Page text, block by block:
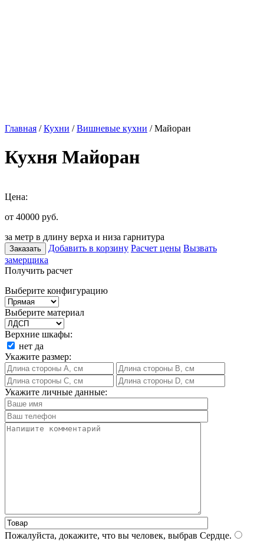
Главная /Кухни /Вишневые кухни / Майоран
Кухня Майоран
Цена:
от 40000 руб.
за метр в длину верха и низа гарнитура
Заказать Добавить в корзину Расчет цены Вызвать
замерщика
Получить расчет
Выберите конфигурацию
Выберите материал
Верхние шкафы:
нет да
Укажите размер:
Укажите личные данные:
Пожалуйста, докажите, что вы человек, выбрав Сердце.